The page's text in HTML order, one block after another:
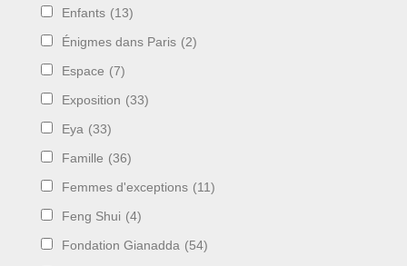
Enfants (13)
Énigmes dans Paris (2)
Espace (7)
Exposition (33)
Eya (33)
Famille (36)
Femmes d'exceptions (11)
Feng Shui (4)
Fondation Gianadda (54)